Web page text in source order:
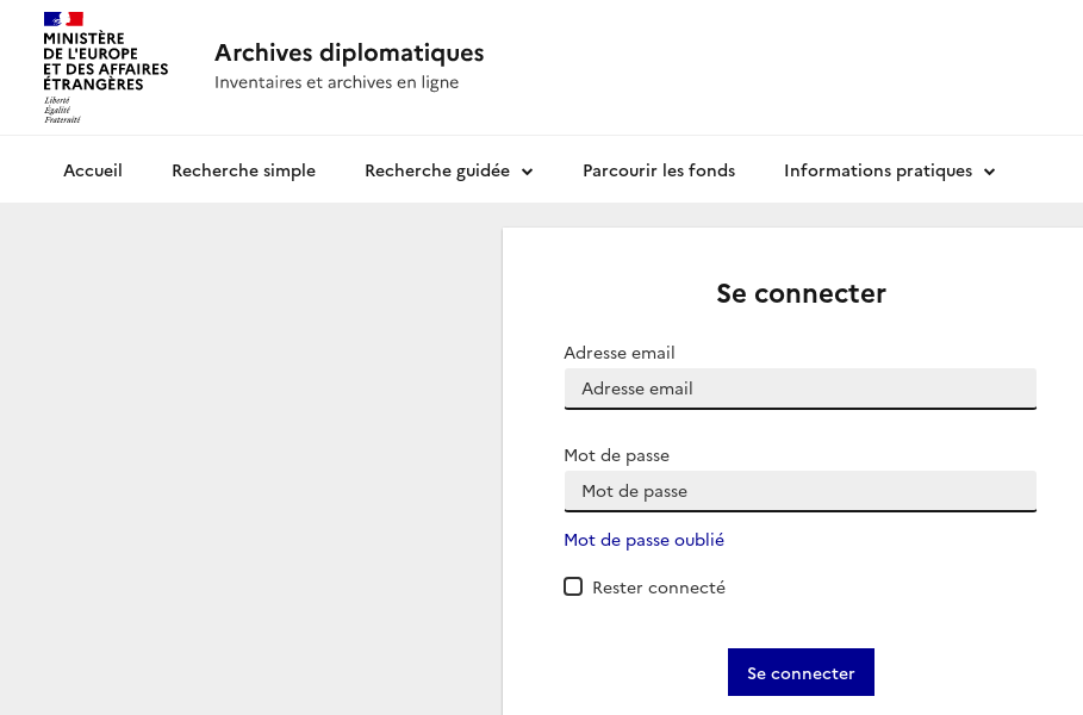
Archives diplomatiquesRecherche simple Recherche guidée Parcourir les fonds Informations pratiques
Se connecter
Adresse email
Mot de passe
Mot de passe oublié
Rester connecté
Se connecter